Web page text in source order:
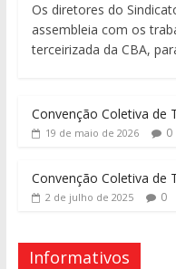
Os diretores do
assembleia com os
terceirizada da CBA,
Convenção Coletiva de
19 de maio de 2026 0
Convenção Coletiva de
2 de julho de 2025 0
Informativos